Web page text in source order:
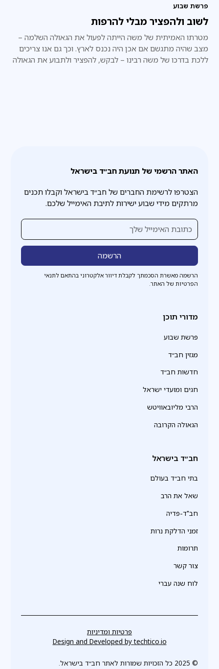
פרשת שבוע
לשוב ולהפציר מבלי להרפות
מטרתו האמיתית של משה הייתה לפעול את הגאולה השלמה –
מצב שהיה מתגשם אם אכן היה נכנס לארץ. וכך גם אנו צריכים
ללכת בדרכו של משה רבינו – לבקש, להפציר ולתבוע את הגאולה
האתר הרשמי של תנועת חב״ד בישראל
הצטרפו לרשימת החברים של חב״ד בישראל וקבלו תכנים
מרתקים מידי שבוע ישירות לתיבת האימייל שלכם.
הרשמה מאשרת הסכמתך לקבלת דיוור אלקטרוני בהתאם לתנאי
הפרטיות של האתר.
מדורי תוכן
פרשת שבוע
מגזין חב״ד
חדשות חב״ד
חגים ומועדי ישראל
הרבי מליובאוויטש
הגאולה הקרובה
חב״ד בישראל
בתי חב״ד בעולם
שאל את הרב
חב"ד-פדיה
זמני הדלקת נרות
תרומות
צור קשר
לוח שנה עברי
© 2025 כל הזכויות שמורות לאתר חב״ד בישראל.
פרטיות ומדיניות
Design and Developed bytechtico.io